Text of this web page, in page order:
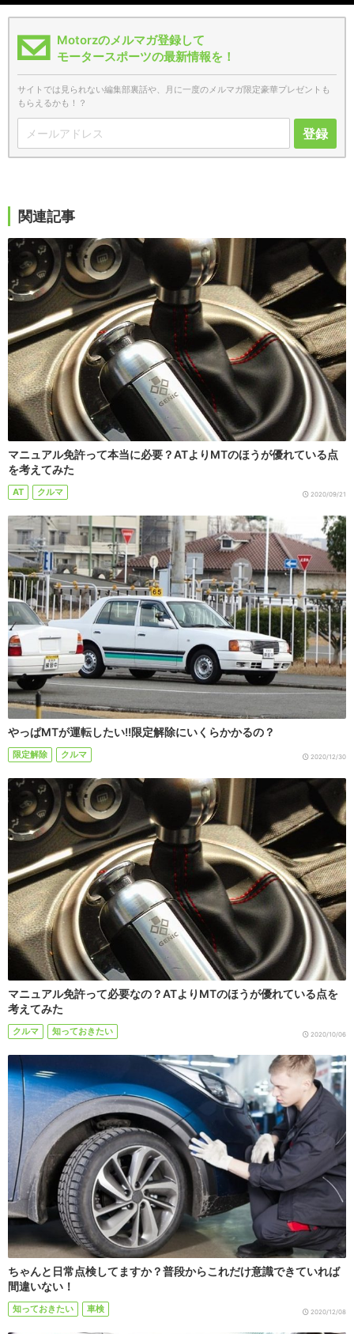
Motorzのメルマガ登録して
モータースポーツの最新情報を！
サイトでは見られない編集部裏話や、月に一度のメルマガ限定豪華プレゼントも
もらえるかも！？
登録
関連記事
マニュアル免許って本当に必要？ATよりMTのほうが優れている点
を考えてみた
AT クルマ 2020/09/21
やっぱMTが運転したい!!限定解除にいくらかかるの？
限定解除 クルマ 2020/12/30
マニュアル免許って必要なの？ATよりMTのほうが優れている点を
考えてみた
クルマ 知っておきたい 2020/10/06
ちゃんと日常点検してますか？普段からこれだけ意識できていれば
間違いない！
知っておきたい 車検 2020/12/08